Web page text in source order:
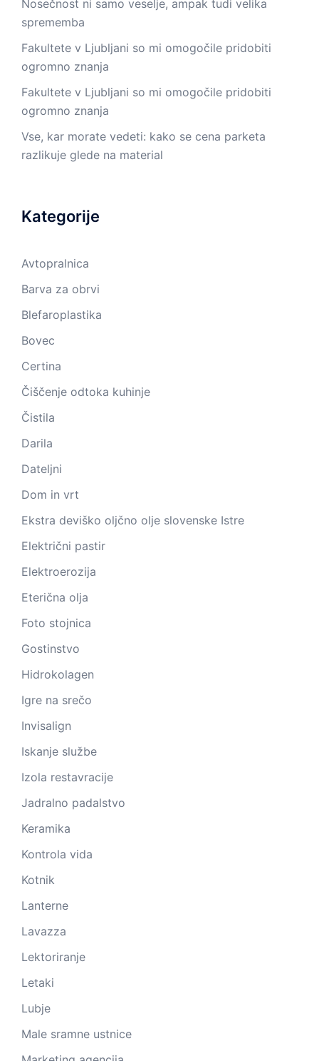
Nosečnost ni samo veselje, ampak tudi velika
sprememba
Fakultete v Ljubljani so mi omogočile pridobiti
ogromno znanja
Fakultete v Ljubljani so mi omogočile pridobiti
ogromno znanja
Vse, kar morate vedeti: kako se cena parketa
razlikuje glede na material
Kategorije
Avtopralnica
Barva za obrvi
Blefaroplastika
Bovec
Certina
Čiščenje odtoka kuhinje
Čistila
Darila
Dateljni
Dom in vrt
Ekstra deviško oljčno olje slovenske Istre
Električni pastir
Elektroerozija
Eterična olja
Foto stojnica
Gostinstvo
Hidrokolagen
Igre na srečo
Invisalign
Iskanje službe
Izola restavracije
Jadralno padalstvo
Keramika
Kontrola vida
Kotnik
Lanterne
Lavazza
Lektoriranje
Letaki
Lubje
Male sramne ustnice